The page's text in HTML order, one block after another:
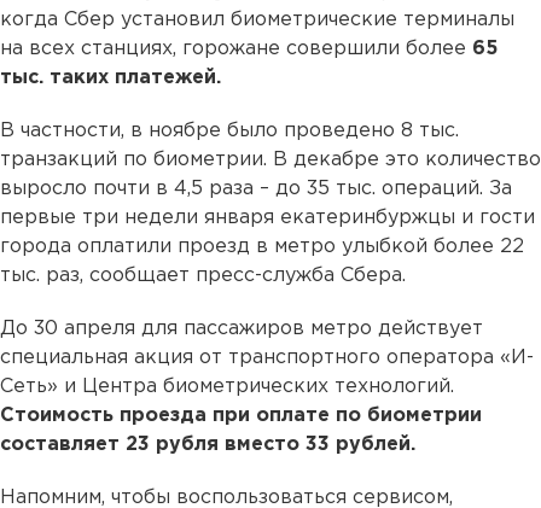
когда Сбер установил биометрические терминалы
на всех станциях, горожане совершили более 65
тыс. таких платежей.
В частности, в ноябре было проведено 8 тыс.
транзакций по биометрии. В декабре это количество
выросло почти в 4,5 раза – до 35 тыс. операций. За
первые три недели января екатеринбуржцы и гости
города оплатили проезд в метро улыбкой более 22
тыс. раз, сообщает пресс-служба Сбера.
До 30 апреля для пассажиров метро действует
специальная акция от транспортного оператора «И-
Сеть» и Центра биометрических технологий.
Стоимость проезда при оплате по биометрии
составляет 23 рубля вместо 33 рублей.
Напомним, чтобы воспользоваться сервисом,